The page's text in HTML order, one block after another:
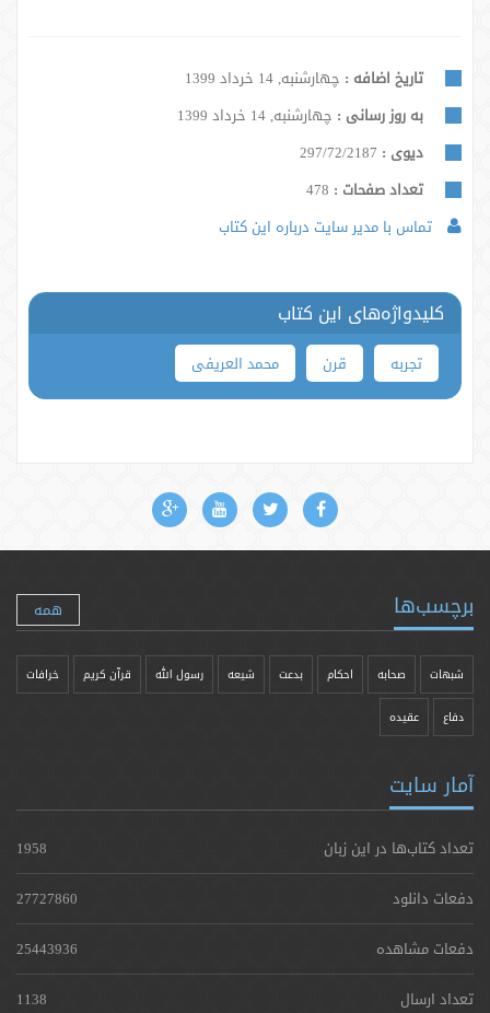
تاریخ اضافه : چهارشنبه, 14 خرداد 1399
به روز رسانی : چهارشنبه, 14 خرداد 1399
دیوی : 297/72/2187
تعداد صفحات :
تماس با مدیر سایت درباره این کتاب
کلیدواژه‌های این کتاب
تجربه قرن محمد العریفی
برچسب‌ها همه
شبهات صحابه احکام بدعت شیعه رسول الله قرآن کریم خرافات
دفاع عقیده
آمار سایت
تعداد کتاب‌ها در این زبان
1958
دفعات دانلود
27727860
دفعات مشاهده
25443936
تعداد ارسال
1138